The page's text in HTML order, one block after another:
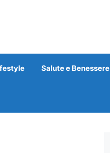
Salute e Benessere